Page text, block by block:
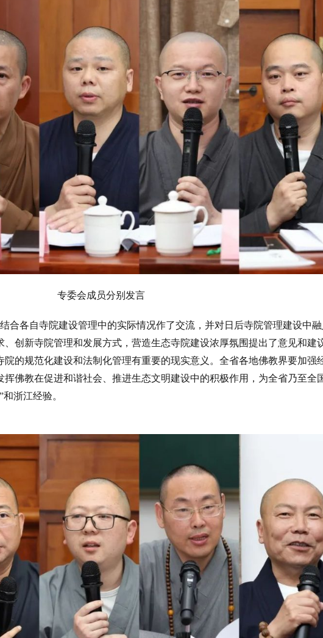
专委会成员分别发言
合各自寺院建设管理中的实际情况作了交流，并对日后寺院管理建设中
创新寺院管理和发展方式，营造生态寺院建设浓厚氛围提出了意见和建
的规范化建设和法制化管理有重要的现实意义。全省各地佛教界要加强
佛教在促进和谐社会、推进生态文明建设中的积极作用，为全省乃至全
浙江经验。